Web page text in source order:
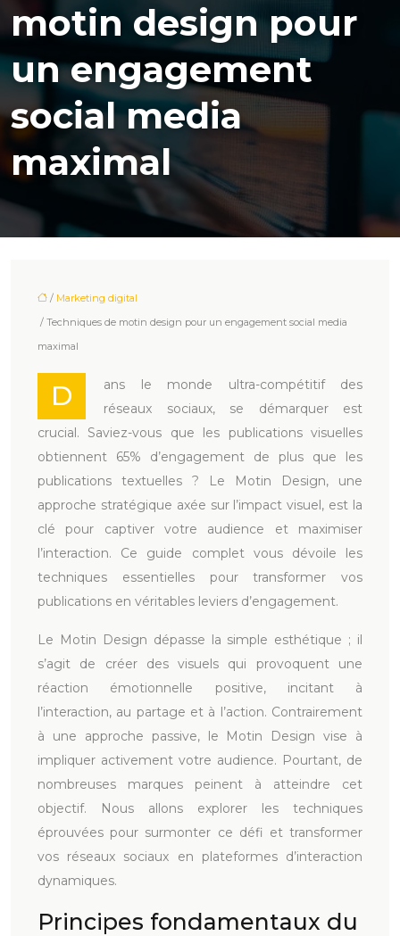
motin design pour
un engagement
social media
maximal
/ Marketing digital
/ Techniques de motin design pour un engagement social media
maximal
D
ans le monde ultra-compétitif des
réseaux sociaux, se démarquer est
crucial. Saviez-vous que les publications visuelles
obtiennent 65% d’engagement de plus que les
publications textuelles ? Le Motin Design, une
approche stratégique axée sur l’impact visuel, est la
clé pour captiver votre audience et maximiser
l’interaction. Ce guide complet vous dévoile les
techniques essentielles pour transformer vos
publications en véritables leviers d’engagement.
Le Motin Design dépasse la simple esthétique ; il
s’agit de créer des visuels qui provoquent une
réaction émotionnelle positive, incitant à
l’interaction, au partage et à l’action. Contrairement
à une approche passive, le Motin Design vise à
impliquer activement votre audience. Pourtant, de
nombreuses marques peinent à atteindre cet
objectif. Nous allons explorer les techniques
éprouvées pour surmonter ce défi et transformer
vos réseaux sociaux en plateformes d’interaction
dynamiques.
Principes fondamentaux du